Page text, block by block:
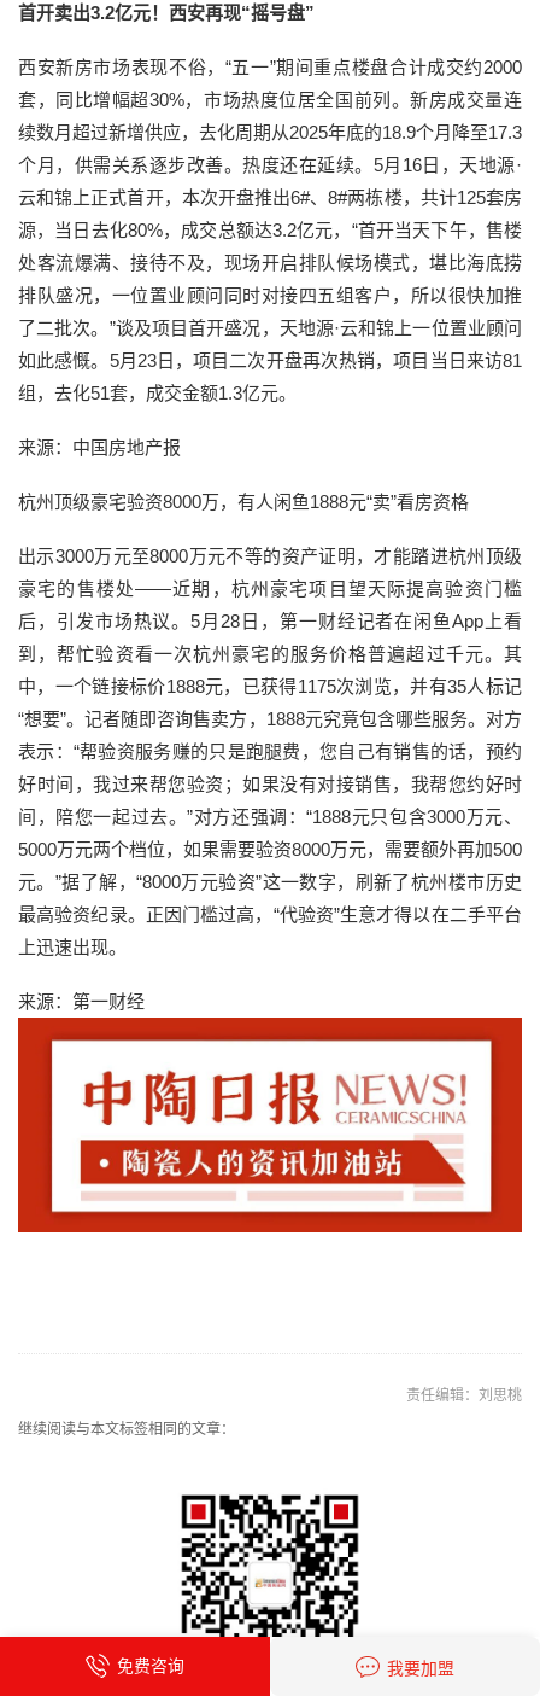
首开卖出3.2亿元！西安再现“摇号盘”
西安新房市场表现不俗，“五一”期间重点楼盘合计成交约2000
套，同比增幅超30%，市场热度位居全国前列。新房成交量连
续数月超过新增供应，去化周期从2025年底的18.9个月降至17.3
个月，供需关系逐步改善。热度还在延续。5月16日，天地源·
云和锦上正式首开，本次开盘推出6#、8#两栋楼，共计125套房
源，当日去化80%，成交总额达3.2亿元，“首开当天下午，售楼
处客流爆满、接待不及，现场开启排队候场模式，堪比海底捞
排队盛况，一位置业顾问同时对接四五组客户，所以很快加推
了二批次。”谈及项目首开盛况，天地源·云和锦上一位置业顾问
如此感慨。5月23日，项目二次开盘再次热销，项目当日来访81
组，去化51套，成交金额1.3亿元。
来源：中国房地产报
杭州顶级豪宅验资8000万，有人闲鱼1888元“卖”看房资格
出示3000万元至8000万元不等的资产证明，才能踏进杭州顶级
豪宅的售楼处——近期，杭州豪宅项目望天际提高验资门槛
后，引发市场热议。5月28日，第一财经记者在闲鱼App上看
到，帮忙验资看一次杭州豪宅的服务价格普遍超过千元。其
中，一个链接标价1888元，已获得1175次浏览，并有35人标记
“想要”。记者随即咨询售卖方，1888元究竟包含哪些服务。对方
表示：“帮验资服务赚的只是跑腿费，您自己有销售的话，预约
好时间，我过来帮您验资；如果没有对接销售，我帮您约好时
间，陪您一起过去。”对方还强调：“1888元只包含3000万元、
5000万元两个档位，如果需要验资8000万元，需要额外再加500
元。”据了解，“8000万元验资”这一数字，刷新了杭州楼市历史
最高验资纪录。正因门槛过高，“代验资”生意才得以在二手平台
上迅速出现。
来源：第一财经
责任编辑：刘思桃
继续阅读与本文标签相同的文章：
免费咨询 我要加盟